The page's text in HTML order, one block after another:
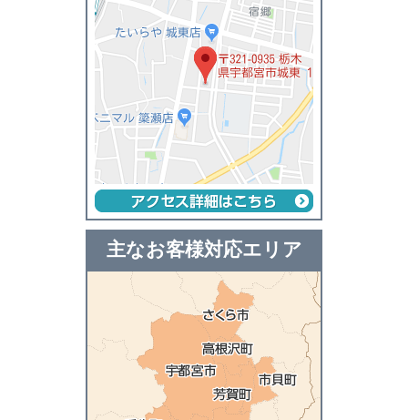
主なお客様対応エリア